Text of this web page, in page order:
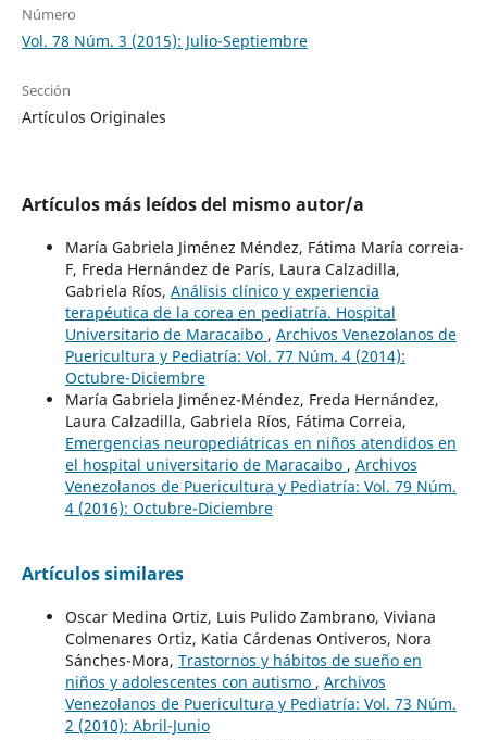
Número
Vol. 78 Núm. 3 (2015): Julio-Septiembre
Sección
Artículos Originales
Artículos más leídos del mismo autor/a
María Gabriela Jiménez Méndez, Fátima María correia-
F, Freda Hernández de París, Laura Calzadilla,
Gabriela Ríos, Análisis clínico y experiencia
terapéutica de la corea en pediatría. Hospital
Universitario de Maracaibo , Archivos Venezolanos de
Puericultura y Pediatría: Vol. 77 Núm. 4 (2014):
Octubre-Diciembre
María Gabriela Jiménez-Méndez, Freda Hernández,
Laura Calzadilla, Gabriela Ríos, Fátima Correia,
Emergencias neuropediátricas en niños atendidos en
el hospital universitario de Maracaibo , Archivos
Venezolanos de Puericultura y Pediatría: Vol. 79 Núm.
4 (2016): Octubre-Diciembre
Artículos similares
Oscar Medina Ortiz, Luis Pulido Zambrano, Viviana
Colmenares Ortiz, Katia Cárdenas Ontiveros, Nora
Sánches-Mora, Trastornos y hábitos de sueño en
niños y adolescentes con autismo , Archivos
Venezolanos de Puericultura y Pediatría: Vol. 73 Núm.
2 (2010): Abril-Junio